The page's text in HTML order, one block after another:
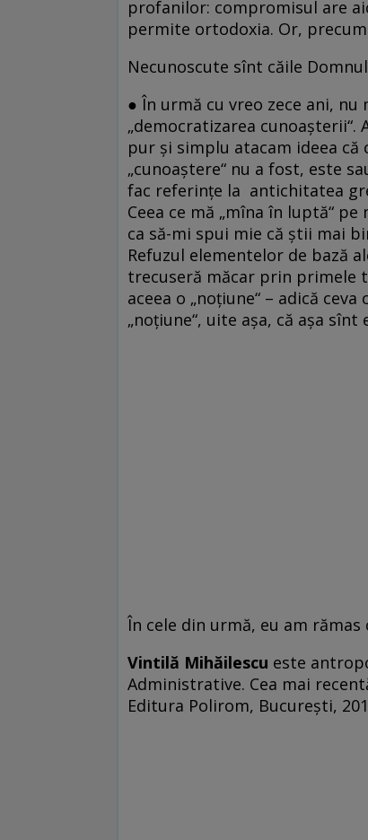
profanilor: compromisul are
permite ortodoxia. Or,
Necunoscute sînt căile
● În urmă cu vreo zece ani,
„democratizarea
pur și simplu atacam ideea
„cunoaștere“ nu a fost, este
fac referințe la antichitatea
Ceea ce mă „mîna în luptă“
ca să-mi spui mie că știi mai
Refuzul elementelor de bază
trecuseră măcar prin primele
aceea o „noțiune“ – adică
„noțiune“, uite așa, că așa
În cele din urmă, eu am
Vintilă Mihăilescu este
Administrative. Cea mai
Editura Polirom, București,